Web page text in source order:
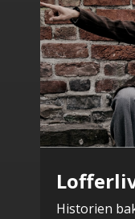
Historien